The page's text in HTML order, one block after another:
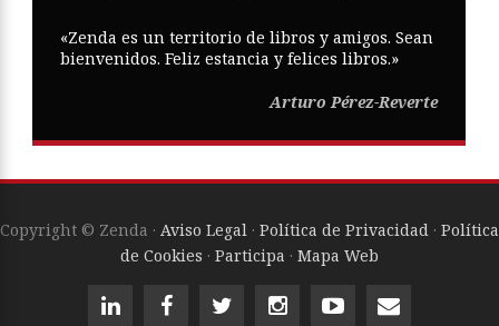
«Zenda es un territorio de libros y amigos. Sean
bienvenidos. Feliz estancia y felices libros.»
Arturo Pérez-Reverte
Copyright © Zenda · Aviso Legal · Política de Privacidad · Política
de Cookies · Participa · Mapa Web